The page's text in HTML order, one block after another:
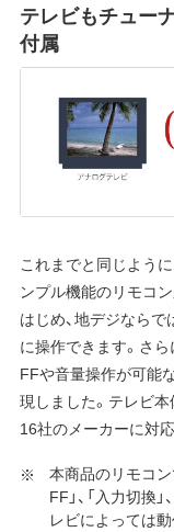
テレビもチュー
付属
これまでと同じよう
ンプル機能のリモコ
はじめ、地デジなら
に操作できます。さ
FFや音量操作が可能
現しました。テレビ
16社のメーカーに対
本商品のリモコ
FF」、「入力切換
レビによっては